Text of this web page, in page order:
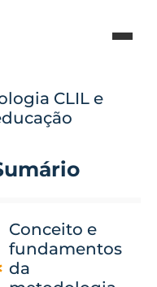
CLIL e
Conceito e
fundamentos
da